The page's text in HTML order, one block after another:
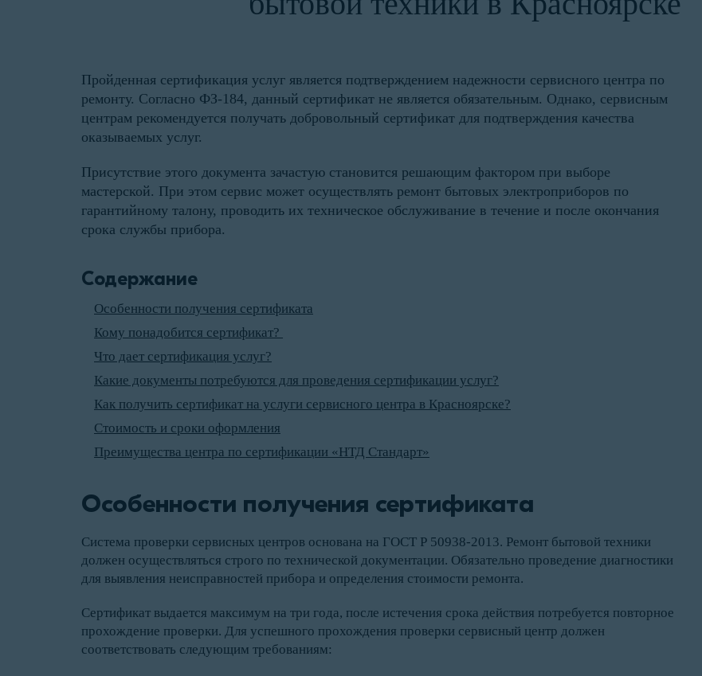
Пройденная сертификация услуг является подтверждением надежности сервисного центра по
ремонту. Согласно ФЗ-184, данный сертификат не является обязательным. Однако, сервисным
центрам рекомендуется получать добровольный сертификат для подтверждения качества
оказываемых услуг.
Присутствие этого документа зачастую становится решающим фактором при выборе
мастерской. При этом сервис может осуществлять ремонт бытовых электроприборов по
гарантийному талону, проводить их техническое обслуживание в течение и после окончания
срока службы прибора.
Содержание
Особенности получения сертификата
Кому понадобится сертификат?
Что дает сертификация услуг?
Какие документы потребуются для проведения сертификации услуг?
Как получить сертификат на услуги сервисного центра в Красноярске?
Стоимость и сроки оформления
Преимущества центра по сертификации «НТД Стандарт»
Особенности получения сертификата
Система проверки сервисных центров основана на ГОСТ Р 50938-2013. Ремонт бытовой техники
должен осуществляться строго по технической документации. Обязательно проведение диагностики
для выявления неисправностей прибора и определения стоимости ремонта.
Сертификат выдается максимум на три года, после истечения срока действия потребуется повторное
прохождение проверки. Для успешного прохождения проверки сервисный центр должен
соответствовать следующим требованиям: